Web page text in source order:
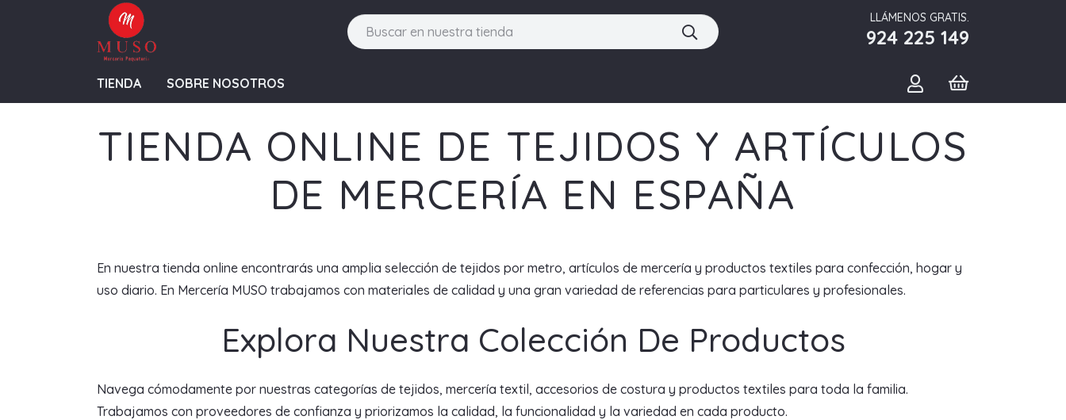
LLÁMENOS GRATIS.
924 225 149
TIENDA SOBRE NOSOTROS
TIENDA ONLINE DE TEJIDOS Y ARTÍCULOS
DE MERCERÍA EN ESPAÑA
En nuestra tienda online encontrarás una amplia selección de tejidos por metro, artículos de mercería y productos textiles para confección, hogar y
uso diario. En Mercería MUSO trabajamos con materiales de calidad y una gran variedad de referencias para particulares y profesionales.
Explora Nuestra Colección De Productos
Navega cómodamente por nuestras categorías de tejidos, mercería textil, accesorios de costura y productos textiles para toda la familia.
Trabajamos con proveedores de confianza y priorizamos la calidad, la funcionalidad y la variedad en cada producto.